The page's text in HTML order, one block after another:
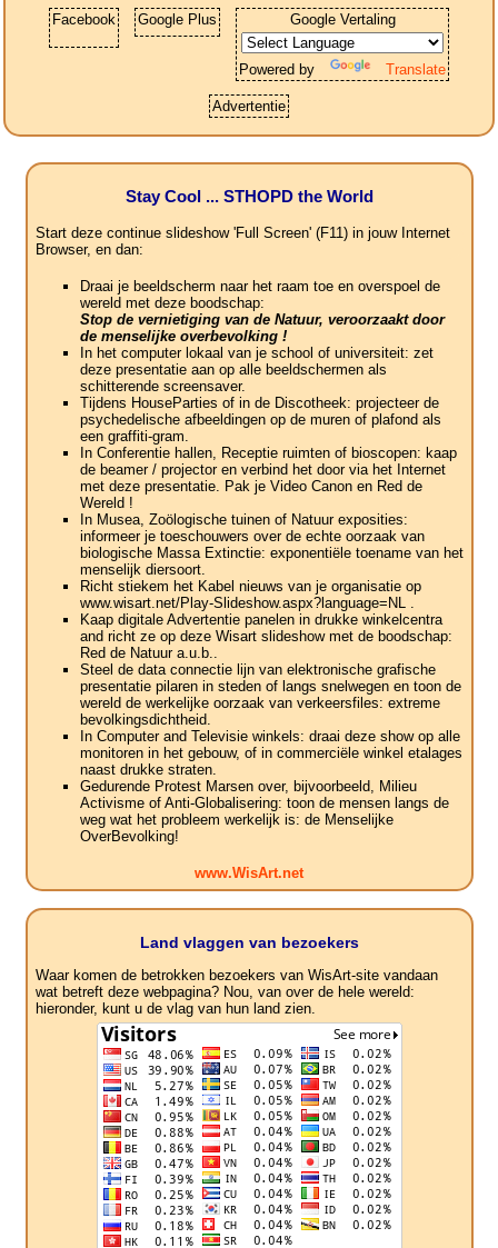
Facebook Google Plus Google Vertaling
Powered by Translate
Advertentie
Stay Cool ... STHOPD the World
Start deze continue slideshow 'Full Screen' (F11) in jouw Internet
Browser, en dan:
Draai je beeldscherm naar het raam toe en overspoel de
wereld met deze boodschap:
Stop de vernietiging van de Natuur, veroorzaakt door
de menselijke overbevolking !
In het computer lokaal van je school of universiteit: zet
deze presentatie aan op alle beeldschermen als
schitterende screensaver.
Tijdens HouseParties of in de Discotheek: projecteer de
psychedelische afbeeldingen op de muren of plafond als
een graffiti-gram.
In Conferentie hallen, Receptie ruimten of bioscopen: kaap
de beamer / projector en verbind het door via het Internet
met deze presentatie. Pak je Video Canon en Red de
Wereld !
In Musea, Zoölogische tuinen of Natuur exposities:
informeer je toeschouwers over de echte oorzaak van
biologische Massa Extinctie: exponentiële toename van het
menselijk diersoort.
Richt stiekem het Kabel nieuws van je organisatie op
www.wisart.net/Play-Slideshow.aspx?language=NL .
Kaap digitale Advertentie panelen in drukke winkelcentra
and richt ze op deze Wisart slideshow met de boodschap:
Red de Natuur a.u.b..
Steel de data connectie lijn van elektronische grafische
presentatie pilaren in steden of langs snelwegen en toon de
wereld de werkelijke oorzaak van verkeersfiles: extreme
bevolkingsdichtheid.
In Computer and Televisie winkels: draai deze show op alle
monitoren in het gebouw, of in commerciële winkel etalages
naast drukke straten.
Gedurende Protest Marsen over, bijvoorbeeld, Milieu
Activisme of Anti-Globalisering: toon de mensen langs de
weg wat het probleem werkelijk is: de Menselijke
OverBevolking!
www.WisArt.net
Land vlaggen van bezoekers
Waar komen de betrokken bezoekers van WisArt-site vandaan
wat betreft deze webpagina? Nou, van over de hele wereld:
hieronder, kunt u de vlag van hun land zien.